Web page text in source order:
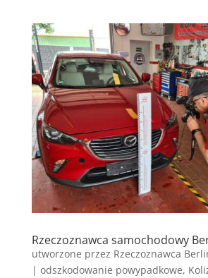
Rzeczoznawca samochodowy
utworzone przez Rzeczoznawca
| odszkodowanie powypadkowe,